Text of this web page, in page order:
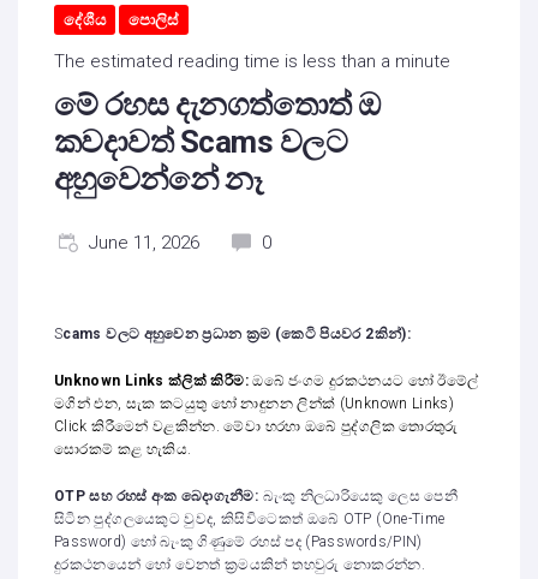
දේශීය පොලිස්
The estimated reading time is less than a minute
මේ රහස දැනගත්තොත් ඔ
කවදාවත් Scams වලට
අහුවෙන්නේ නෑ
June 11, 2026 0
Scams වලට අහුවෙන ප්‍රධාන ක්‍රම (කෙටි පියවර 2කින්):
Unknown Links ක්ලික් කිරීම:ඔබේ ජංගම දුරකථනයට හෝ ඊමේල්
මගින් එන, සැක කටයුතු හෝ නාඳුනන ලින්ක් (Unknown Links)
Click කිරීමෙන් වළකින්න. මේවා හරහා ඔබේ පුද්ගලික තොරතුරු
සොරකම් කළ හැකිය.
OTP සහ රහස් අංක බෙදාගැනීම: බැංකු නිලධාරියෙකු ලෙස පෙනී
සිටින පුද්ගලයෙකුට වුවද, කිසිවිටෙකත් ඔබේ OTP (One-Time
Password) හෝ බැංකු ගිණුමේ රහස් පද (Passwords/PIN)
දුරකථනයෙන් හෝ වෙනත් ක්‍රමයකින් තහවුරු නොකරන්න.